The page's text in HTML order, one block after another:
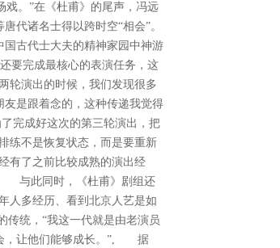
。”在《杜甫》的尾声，冯远
代诸名士得以跨时空“相会”。
古代士大夫的精神家园中神游
完成最核心的表演任务，这
轮演出的时候，我们发现很多
是跟着念的，这种传递我觉得
完成好这次的第三轮演出，把
练不是恢复状态，而是要重新
有了之前比较成熟的演出经
, 与此同时，《杜甫》剧组还
人多经历、看到北京人艺是如
传统，“我这一代就是由老演员
会，让他们能够成长。”, 据